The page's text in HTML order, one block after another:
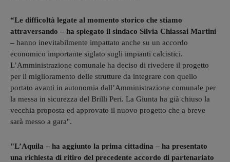
“Le difficoltà legate al momento storico che stiamo
attraversando – ha spiegato il sindaco Silvia Chiassai Martini
– hanno inevitabilmente impattato anche su un accordo
economico importante siglato sugli impianti calcistici.
L’Amministrazione comunale ha deciso di rivedere il progetto
per il miglioramento delle strutture da integrare con quello
portato avanti in autonomia dall’Amministrazione comunale per
la messa in sicurezza del Brilli Peri. La Giunta ha già chiuso la
vecchia proposta ed approvato il nuovo progetto che a breve
sarà messo a gara".
"L’Aquila – ha aggiunto la prima cittadina – ha presentato
una richiesta di ritiro del precedente accordo di partenariato